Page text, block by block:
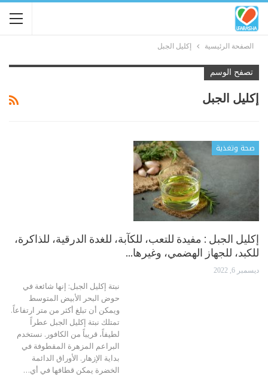
الصفحة الرئيسية إكليل الجبل
تصفح الوسم
إكليل الجبل
صحة وتغذية
إكليل الجبل : مفيدة للتعب، للكآبة، للغدة الدرقية، للذاكرة،
للكبد، للجهاز الهضمي، وغيرها…
ديسمبر 6, 2022
نبتة إكليل الجبل: إنها شائعة في
حوض البحر الأبيض المتوسط
ويمكن أن تبلغ أكثر من متر ارتفاعاً.
تمتلك نبتة إكليل الجبل عطراً
لطيفاً، قريباً من الكافور. نستخدم
البراعم المزهرة المقطوفة في
بداية الإزهار. الأوراق الدائمة
الخضرة يمكن قطافها في أي…